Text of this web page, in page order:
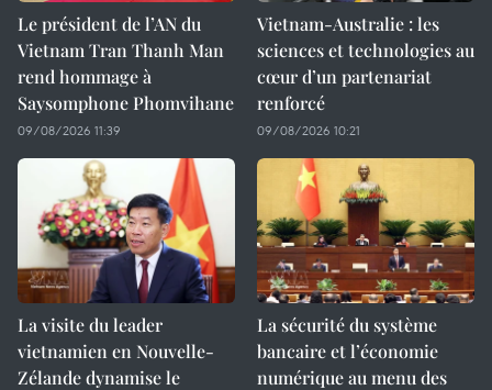
Le président de l’AN du
Vietnam Tran Thanh Man
rend hommage à
Saysomphone Phomvihane
09/08/2026 11:39
Vietnam-Australie : les
sciences et technologies au
cœur d’un partenariat
renforcé
09/08/2026 10:21
La visite du leader
vietnamien en Nouvelle-
Zélande dynamise le
La sécurité du système
bancaire et l’économie
numérique au menu des